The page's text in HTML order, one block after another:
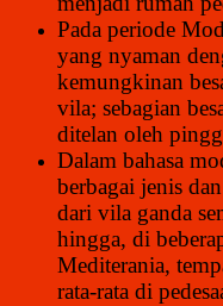
Pada periode
yang nyaman
kemungkinan
vila; sebagian
ditelan oleh
Dalam bahasa
berbagai jenis
dari vila ganda
hingga, di
Mediterania,
rata-rata di